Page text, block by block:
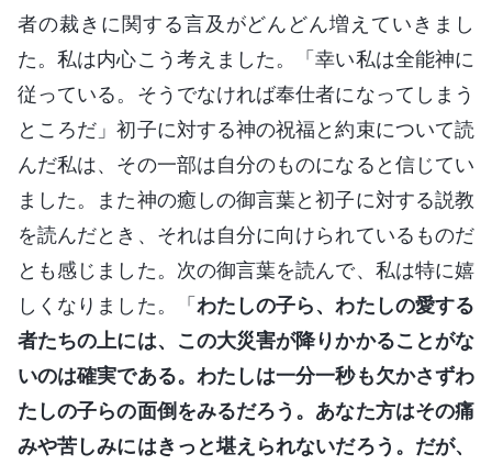
者の裁きに関する言及がどんどん増えていきまし
た。私は内心こう考えました。「幸い私は全能神に
従っている。そうでなければ奉仕者になってしまう
ところだ」初子に対する神の祝福と約束について読
んだ私は、その一部は自分のものになると信じてい
ました。また神の癒しの御言葉と初子に対する説教
を読んだとき、それは自分に向けられているものだ
とも感じました。次の御言葉を読んで、私は特に嬉
しくなりました。「わたしの子ら、わたしの愛する
者たちの上には、この大災害が降りかかることがな
いのは確実である。わたしは一分一秒も欠かさずわ
たしの子らの面倒をみるだろう。あなた方はその痛
みや苦しみにはきっと堪えられないだろう。だが、